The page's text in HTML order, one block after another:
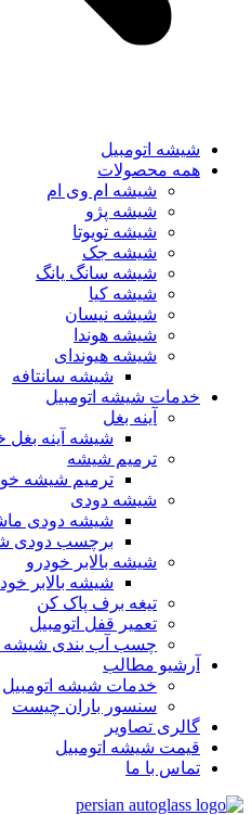
شیشه اتومبیل
همه محصولات
شیشه ام وی ام
شیشه پژو
شیشه تویوتا
شیشه جک
شیشه سانگ یانگ
شیشه کیا
شیشه نیسان
شیشه هوندا
شیشه هیوندای
شیشه سانتافه
خدمات شیشه اتومبیل
آینه بغل
شیشه آینه بغل
ترمیم شیشه
ترمیم شیشه
شیشه دودی
شیشه دودی
برچسب دودی
شیشه بالابر خودرو
شیشه بالابر
تیغه برف پاک کن
تعمیر قفل اتومبیل
چسب آب بندی شیشه
آرشیو مطالب
خدمات شیشه اتومبیل
سنسور باران چیست
گالری تصاویر
قیمت شیشه اتومبیل
تماس با ما